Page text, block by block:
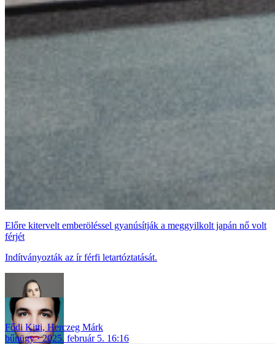
Előre kitervelt emberöléssel gyanúsítják a meggyilkolt japán nő volt
férjét
Indítványozták az ír férfi letartóztatását.
Fődi Kitti, Herczeg Márk
bűnügy
2025. február 5. 16:16